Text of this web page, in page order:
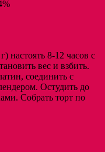
настоять 8-12 часов с
вес и взбить.
соединить с
Остудить до
Собрать торт по